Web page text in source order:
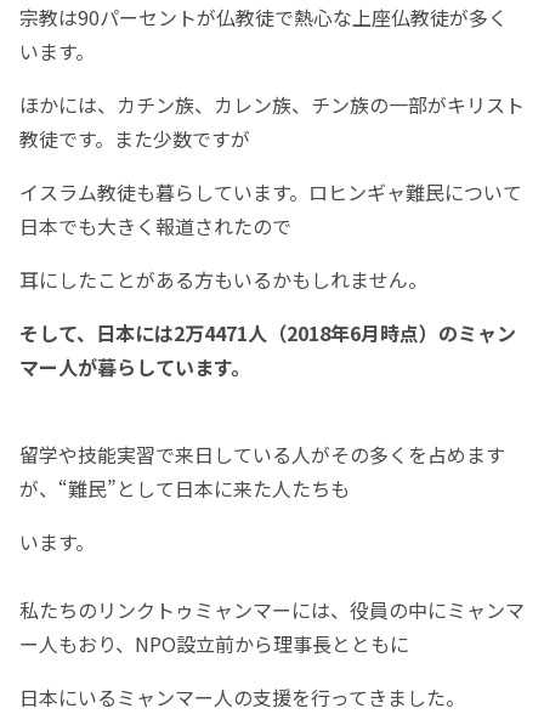
宗教は90パーセントが仏教徒で熱心な上座仏教徒が多く
います。
ほかには、カチン族、カレン族、チン族の一部がキリスト
教徒です。また少数ですが
イスラム教徒も暮らしています。ロヒンギャ難民について
日本でも大きく報道されたので
耳にしたことがある方もいるかもしれません。
そして、日本には2万4471人（2018年6月時点）のミャン
マー人が暮らしています。
留学や技能実習で来日している人がその多くを占めます
が、“難民”として日本に来た人たちも
います。
私たちのリンクトゥミャンマーには、役員の中にミャンマ
ー人もおり、NPO設立前から理事長とともに
日本にいるミャンマー人の支援を行ってきました。